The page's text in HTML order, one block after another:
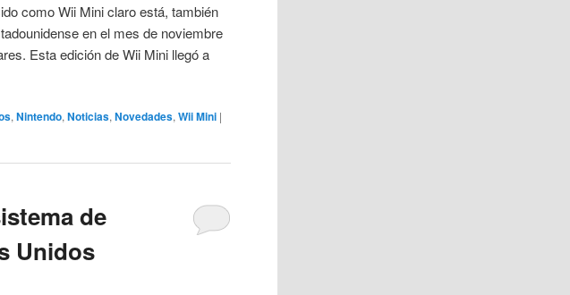
como Wii Mini claro está, también
en el mes de noviembre
Esta edición de Wii Mini llegó a
,Nintendo,Noticias,Novedades,Wii Mini |
de
Unidos